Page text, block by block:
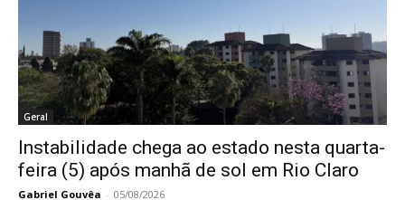
Geral
Instabilidade chega ao estado nesta quarta-
feira (5) após manhã de sol em Rio Claro
Gabriel Gouvêa - 05/08/2026